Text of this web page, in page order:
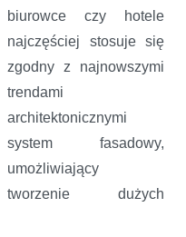
biurowce czy hotele
najczęściej stosuje się
zgodny z najnowszymi
trendami
architektonicznymi
system fasadowy,
umożliwiający
tworzenie dużych